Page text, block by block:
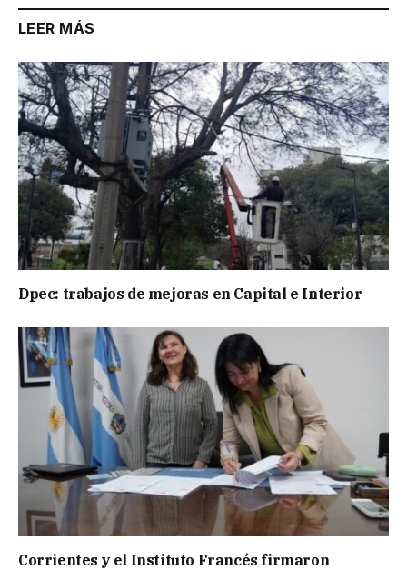
LEER MÁS
Dpec: trabajos de mejoras en Capital e Interior
Corrientes y el Instituto Francés firmaron